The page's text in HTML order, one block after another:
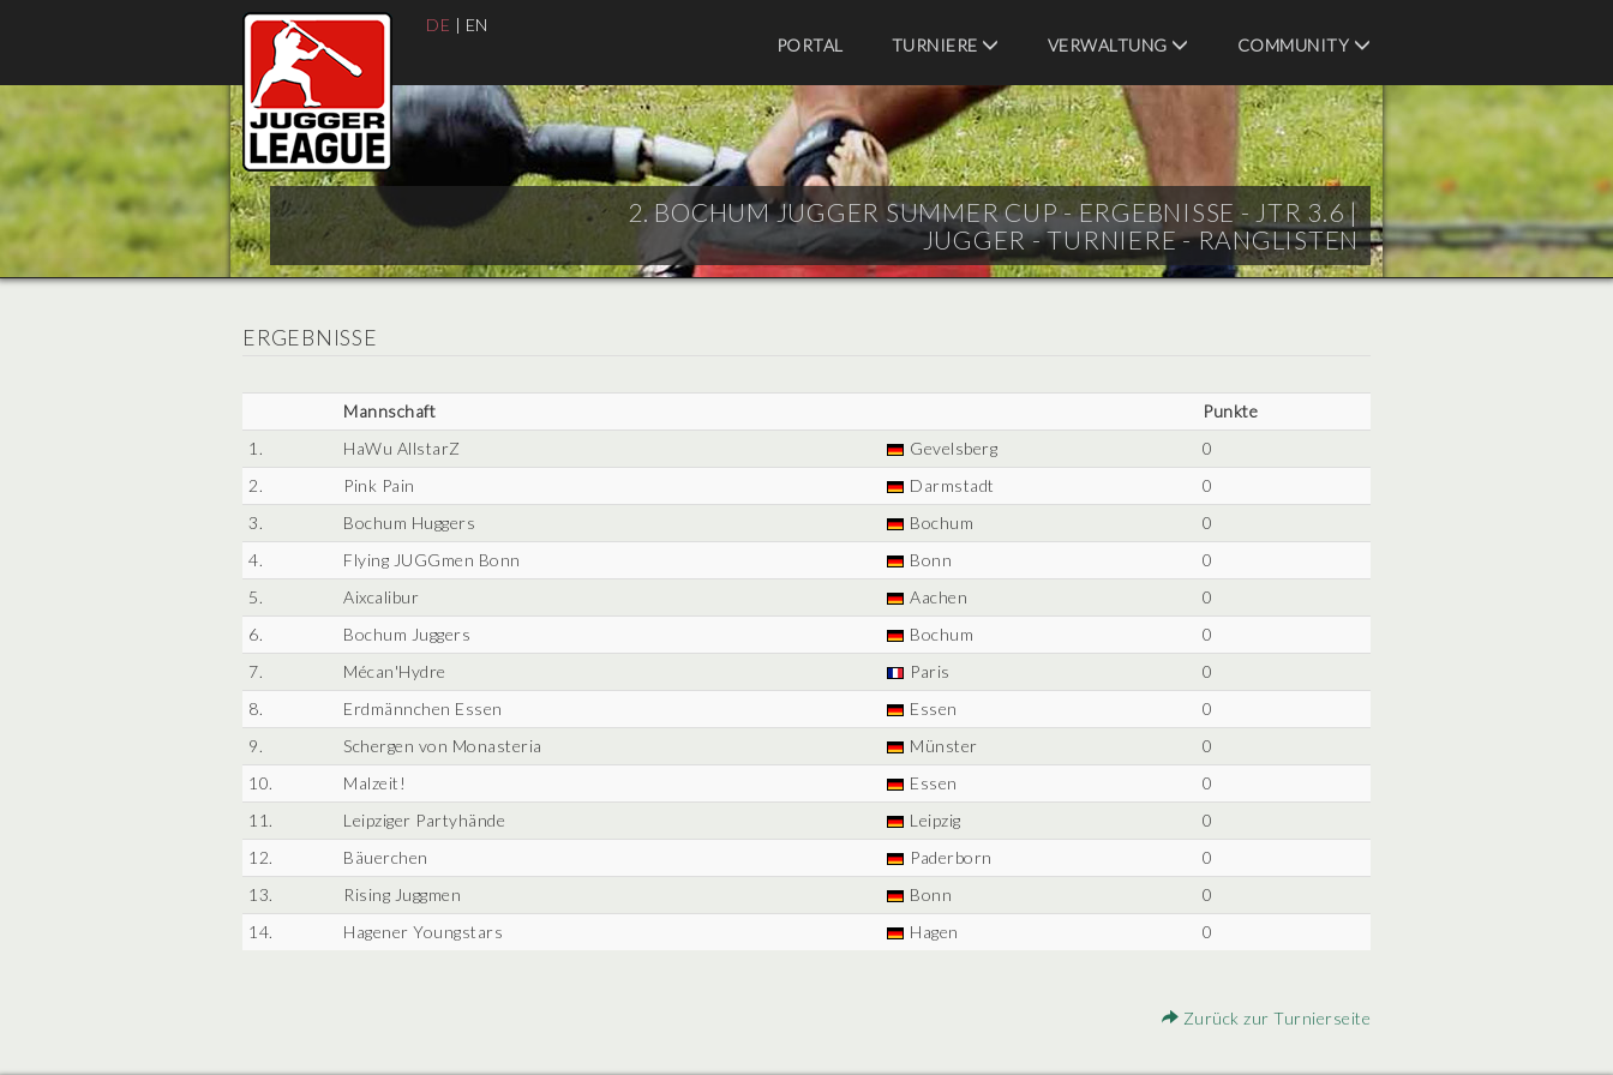
DE | EN
PORTAL
TURNIERE VERWALTUNG COMMUNITY
2. BOCHUM JUGGER SUMMER CUP - ERGEBNISSE - JTR 3.6 |
JUGGER - TURNIERE - RANGLISTEN
ERGEBNISSE
Mannschaft
Punkte
1.
HaWu AllstarZ Gevelsberg
0
2.
Pink Pain Darmstadt
0
3.
Bochum Huggers Bochum
0
4.
Flying JUGGmen Bonn Bonn
0
5.
Aixcalibur Aachen
0
6.
Bochum Juggers Bochum
0
7.
Mécan'Hydre Paris
0
8.
Erdmännchen Essen Essen
0
9.
Schergen von Monasteria Münster
0
10.
Malzeit! Essen
0
11.
Leipziger Partyhände Leipzig
0
12.
Bäuerchen Paderborn
0
13.
Rising Juggmen Bonn
0
14.
Hagener Youngstars Hagen 0
Zurück zur Turnierseite